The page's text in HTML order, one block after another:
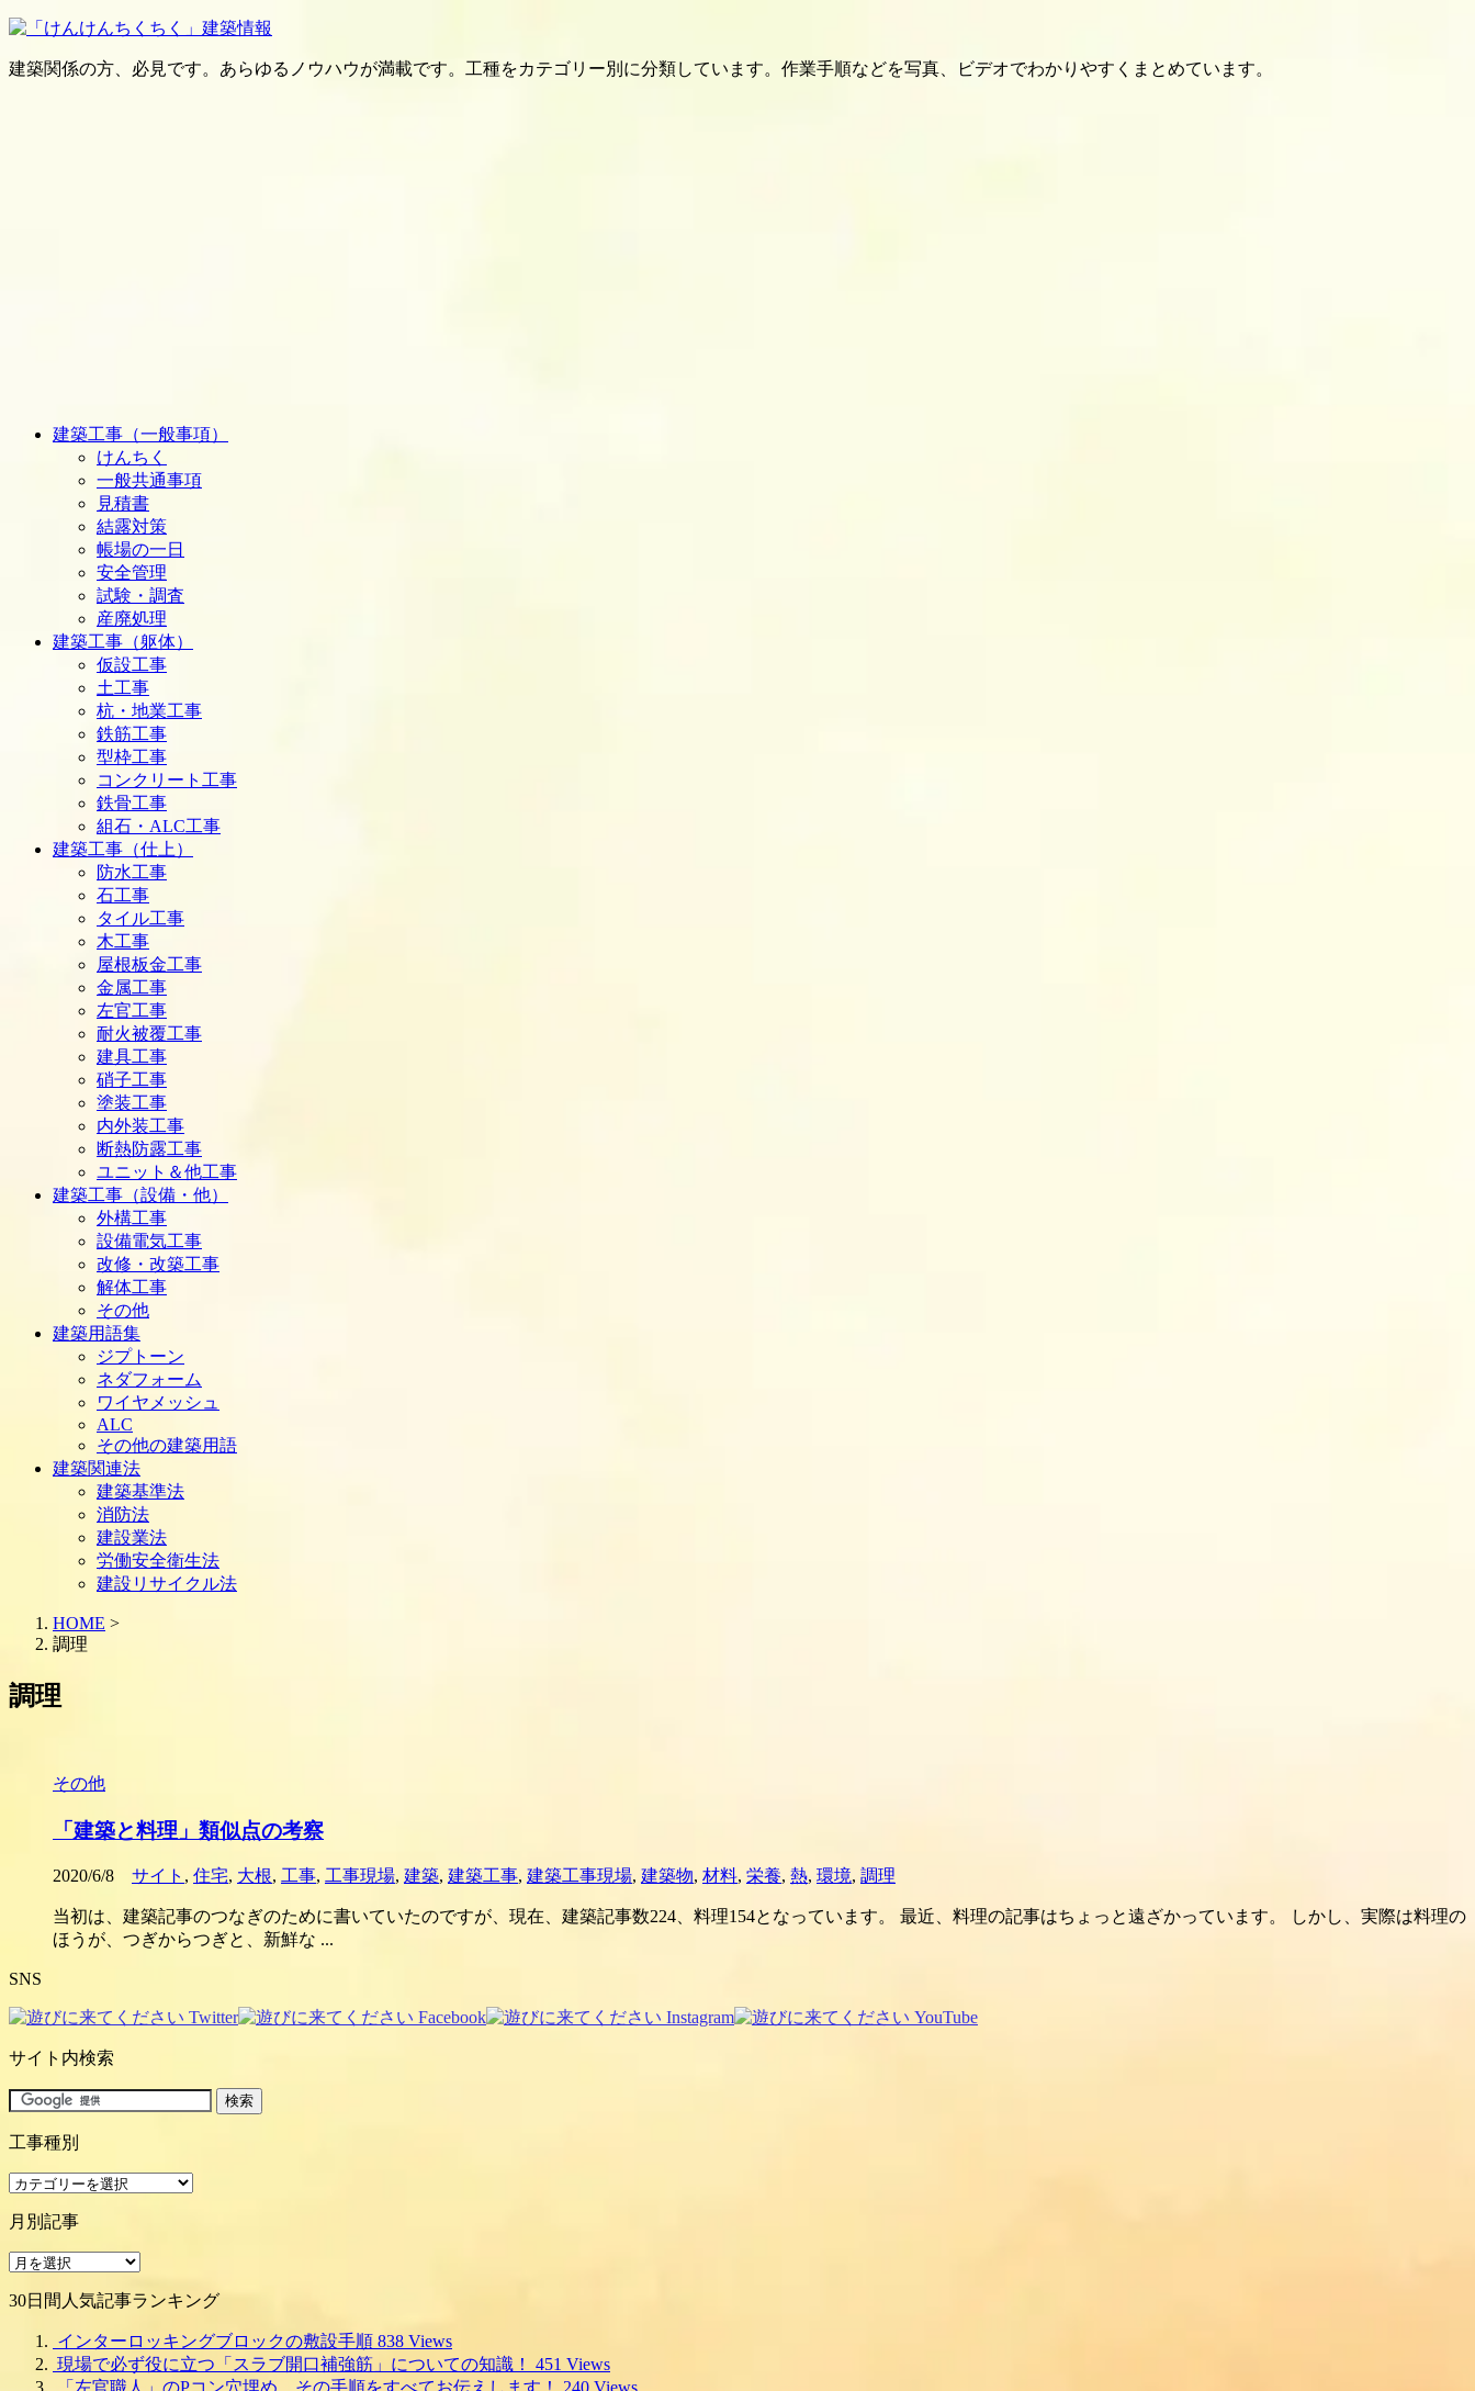
建築関係の方、必見です。あらゆるノウハウが満載です。工種をカテゴリー別に分類しています。作業手順などを写真、ビデオでわかりやすくまとめています。
建築工事（一般事項）
けんちく
一般共通事項
見積書
結露対策
帳場の一日
安全管理
試験・調査
産廃処理
建築工事（躯体）
仮設工事
土工事
杭・地業工事
鉄筋工事
型枠工事
コンクリート工事
鉄骨工事
組石・ALC工事
建築工事（仕上）
防水工事
石工事
タイル工事
木工事
屋根板金工事
金属工事
左官工事
耐火被覆工事
建具工事
硝子工事
塗装工事
内外装工事
断熱防露工事
ユニット＆他工事
建築工事（設備・他）
外構工事
設備電気工事
改修・改築工事
解体工事
その他
建築用語集
ジプトーン
ネダフォーム
ワイヤメッシュ
ALC
その他の建築用語
建築関連法
建築基準法
消防法
建設業法
労働安全衛生法
建設リサイクル法
HOME >
調理
調理
その他
「建築と料理」類似点の考察
2020/6/8 サイト , 住宅, 大根, 工事, 工事現場, 建築, 建築工事, 建築工事現場, 建築物, 材料, 栄養, 熱, 環境, 調理
当初は、建築記事のつなぎのために書いていたのですが、現在、建築記事数224、料理154となっています。 最近、料理の記事はちょっと遠ざかっています。 しかし、実際は料理の
ほうが、つぎからつぎと、新鮮な ...
SNS
サイト内検索
工事種別
工
種
別
月別記事
月
記
30日間人気記事ランキング
インターロッキングブロックの敷設手順 838 Views
現場で必ず役に立つ「スラブ開口補強筋」についての知識！
451 Views